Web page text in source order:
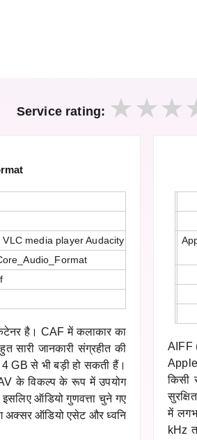
Service rating:
media player Audacity
है। CAF में कलाकार का
सारी जानकारी संग्रहीत की
GB से भी बड़ी हो सकती हैं।
के विकल्प के रूप में उपयोग
ऑडियो गुणवत्ता चुने गए
अक्सर ऑडियो एसेट और ध्वनि
AIFF
किसी
में
kHz